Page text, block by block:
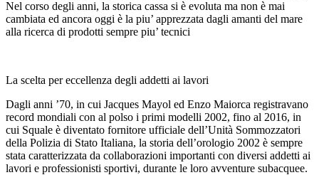
Nel corso degli anni, la storica cassa si è evoluta ma non è mai
cambiata ed ancora oggi è la piu’ apprezzata dagli amanti del mare
alla ricerca di prodotti sempre piu’ tecnici
La scelta per eccellenza degli addetti ai lavori
Dagli anni ’70, in cui Jacques Mayol ed Enzo Maiorca registravano
record mondiali con al polso i primi modelli 2002, fino al 2016, in
cui Squale è diventato fornitore ufficiale dell’Unità Sommozzatori
della Polizia di Stato Italiana, la storia dell’orologio 2002 è sempre
stata caratterizzata da collaborazioni importanti con diversi addetti ai
lavori e professionisti sportivi, durante le loro avventure subacquee.